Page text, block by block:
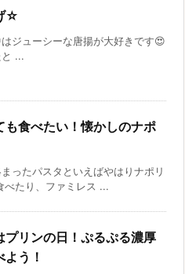
☆
ジューシーな唐揚が大好きです😍
...
も食べたい！懐かしのナポ
ったパスタといえばやはりナポリ
べたり、ファミレス ...
プリンの日！ぷるぷる濃厚
う！